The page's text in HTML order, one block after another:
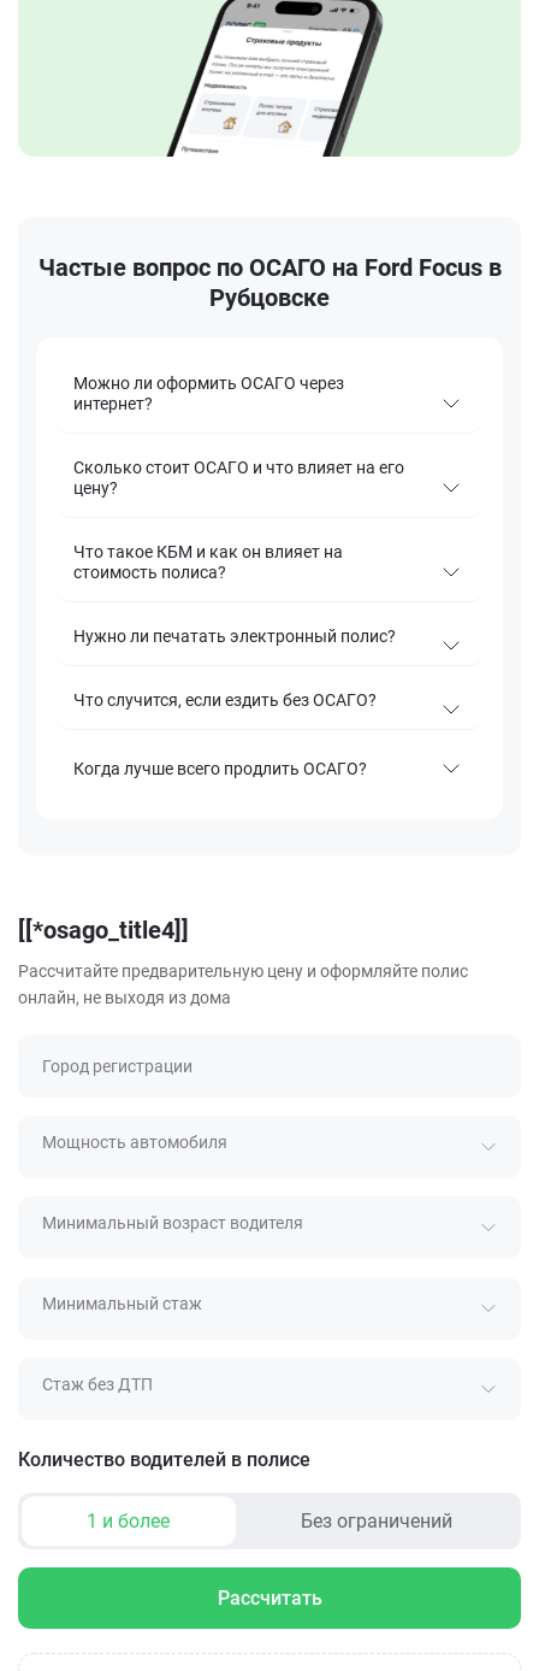
Частые вопрос по ОСАГО на Ford Focus в
Рубцовске
Можно ли оформить ОСАГО через
интернет?
Сколько стоит ОСАГО и что влияет на его
цену?
Что такое КБМ и как он влияет на
стоимость полиса?
Нужно ли печатать электронный полис?
Что случится, если ездить без ОСАГО?
Когда лучше всего продлить ОСАГО?
[[*osago_title4]]
Рассчитайте предварительную цену и оформляйте полис
онлайн, не выходя из дома
Город регистрации
Мощность автомобиля
Минимальный возраст водителя
Минимальный стаж
Стаж без ДТП
Количество водителей в полисе
1 и более Без ограничений
Рассчитать